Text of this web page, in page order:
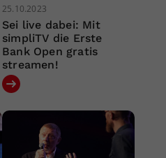
25.10.2023
Sei live dabei: Mit
simpliTV die Erste
Bank Open gratis
streamen!